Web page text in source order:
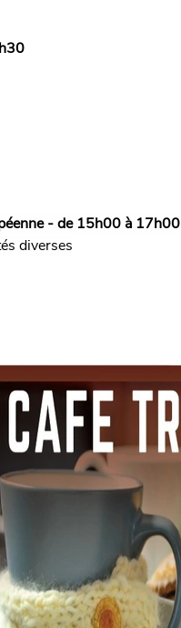
- de 15h00 à 17h00
diverses